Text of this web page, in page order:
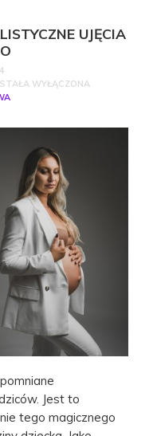
UJĘCIA
WYŁĄCZONA
Jest to
tego magicznego